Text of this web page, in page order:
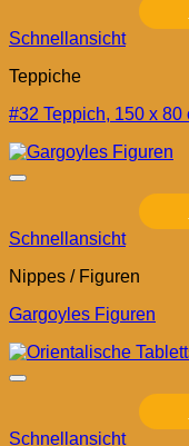
Schnellansicht
Teppiche
#32 Teppich, 150 x 80
Schnellansicht
Nippes / Figuren
Gargoyles Figuren
Schnellansicht